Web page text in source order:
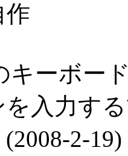
作
ーボー
を入力す
2-19)